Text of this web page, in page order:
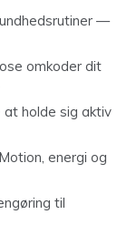
—
omkoder dit
holde sig aktiv
energi og
til